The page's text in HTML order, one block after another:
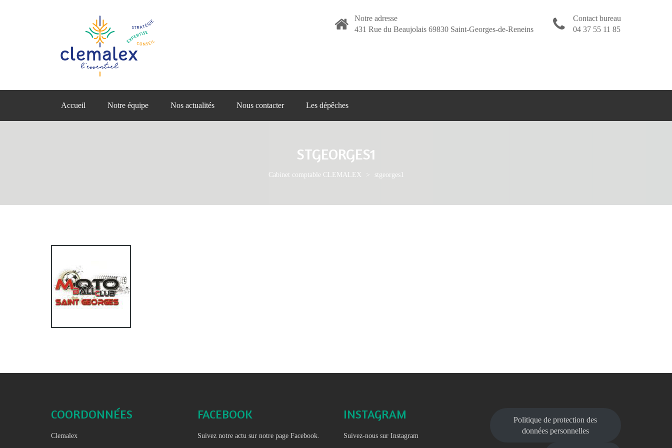
Notre adresse
431 Rue du Beaujolais 69830 Saint-Georges-de-Reneins
Contact bureau
04 37 55 11 85
Accueil Notre équipe Nos actualités Nous contacter Les dépêches
STGEORGES1
Cabinet comptable CLEMALEX > stgeorges1
COORDONNÉES
Clemalex
FACEBOOK
Suivez notre actu sur notre page Facebook.
INSTAGRAM
Suivez-nous sur Instagram
Politique de protection des
données personnelles